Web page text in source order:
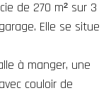
de 270 m² sur 3
Elle se situe
à manger, une
couloir de